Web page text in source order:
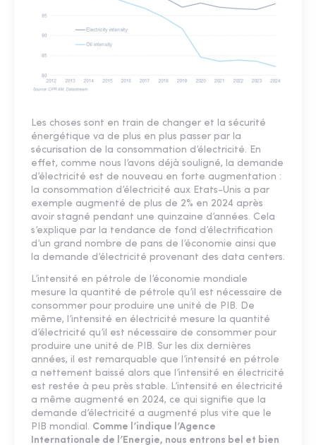
Les choses sont en train de changer et la sécurité
énergétique va de plus en plus passer par la
sécurisation de la consommation d’électricité. En
effet, comme nous l’avons déjà souligné, la demande
d’électricité est de nouveau en forte augmentation :
la consommation d’électricité aux Etats-Unis a par
exemple augmenté de plus de 2% en 2024 après
avoir stagné pendant une quinzaine d’années. Cela
s’explique par la tendance de fond d’électrification
d’un grand nombre de pans de l’économie ainsi que
la demande d’électricité provenant des data centers.
L’intensité en pétrole de l’économie mondiale
mesure la quantité de pétrole qu’il est nécessaire de
consommer pour produire une unité de PIB. De
même, l’intensité en électricité mesure la quantité
d’électricité qu’il est nécessaire de consommer pour
produire une unité de PIB. Sur les dix dernières
années, il est remarquable que l’intensité en pétrole
a nettement baissé alors que l’intensité en électricité
est restée à peu près stable. L’intensité en électricité
a même augmenté en 2024, ce qui signifie que la
demande d’électricité a augmenté plus vite que le
PIB mondial. Comme l’indique l’Agence
Internationale de l’Energie, nous entrons bel et bien